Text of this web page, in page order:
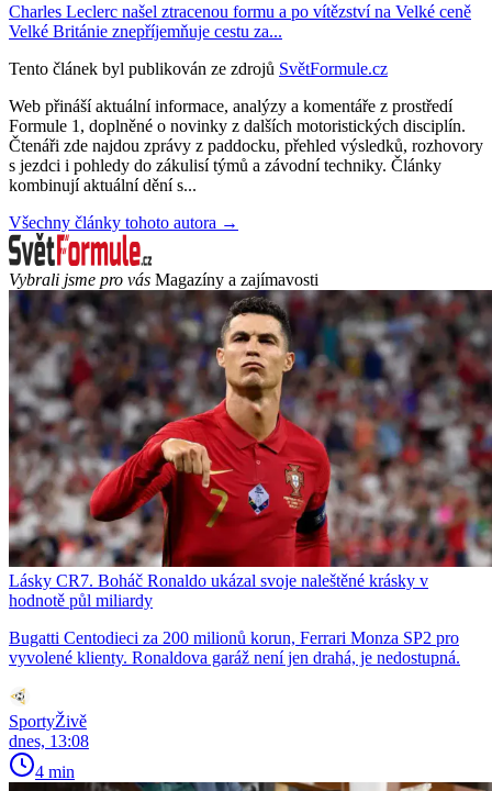
Charles Leclerc našel ztracenou formu a po vítězství na Velké ceně
Velké Británie znepříjemňuje cestu za...
Tento článek byl publikován ze zdrojů SvětFormule.cz
Web přináší aktuální informace, analýzy a komentáře z prostředí
Formule 1, doplněné o novinky z dalších motoristických disciplín.
Čtenáři zde najdou zprávy z paddocku, přehled výsledků, rozhovory
s jezdci i pohledy do zákulisí týmů a závodní techniky. Články
kombinují aktuální dění s...
Všechny články tohoto autora →
Vybrali jsme pro vás Magazíny a zajímavosti
Lásky CR7. Boháč Ronaldo ukázal svoje naleštěné krásky v
hodnotě půl miliardy
Bugatti Centodieci za 200 milionů korun, Ferrari Monza SP2 pro
vyvolené klienty. Ronaldova garáž není jen drahá, je nedostupná.
SportyŽivě
dnes, 13:08
4 min